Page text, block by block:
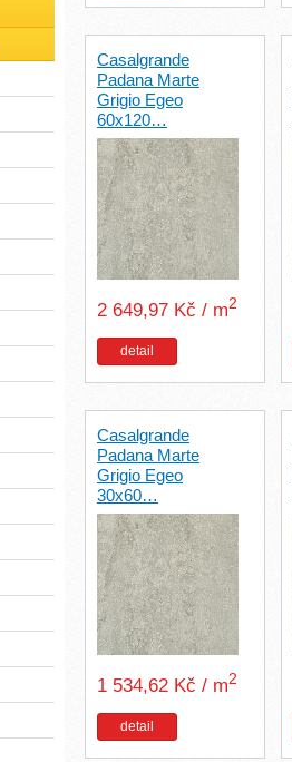
Casalgrande
Padana Marte
Grigio Egeo
60x120…
2 649,97 Kč / m2
detail
Casalgrande
Padana Marte
Grigio Egeo
30x60…
1 534,62 Kč / m2
detail